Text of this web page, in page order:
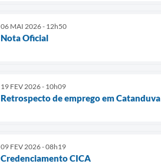
06 MAI 2026 - 12h50
Nota Oficial
19 FEV 2026 - 10h09
Retrospecto de emprego em Catanduva
09 FEV 2026 - 08h19
Credenciamento CICA